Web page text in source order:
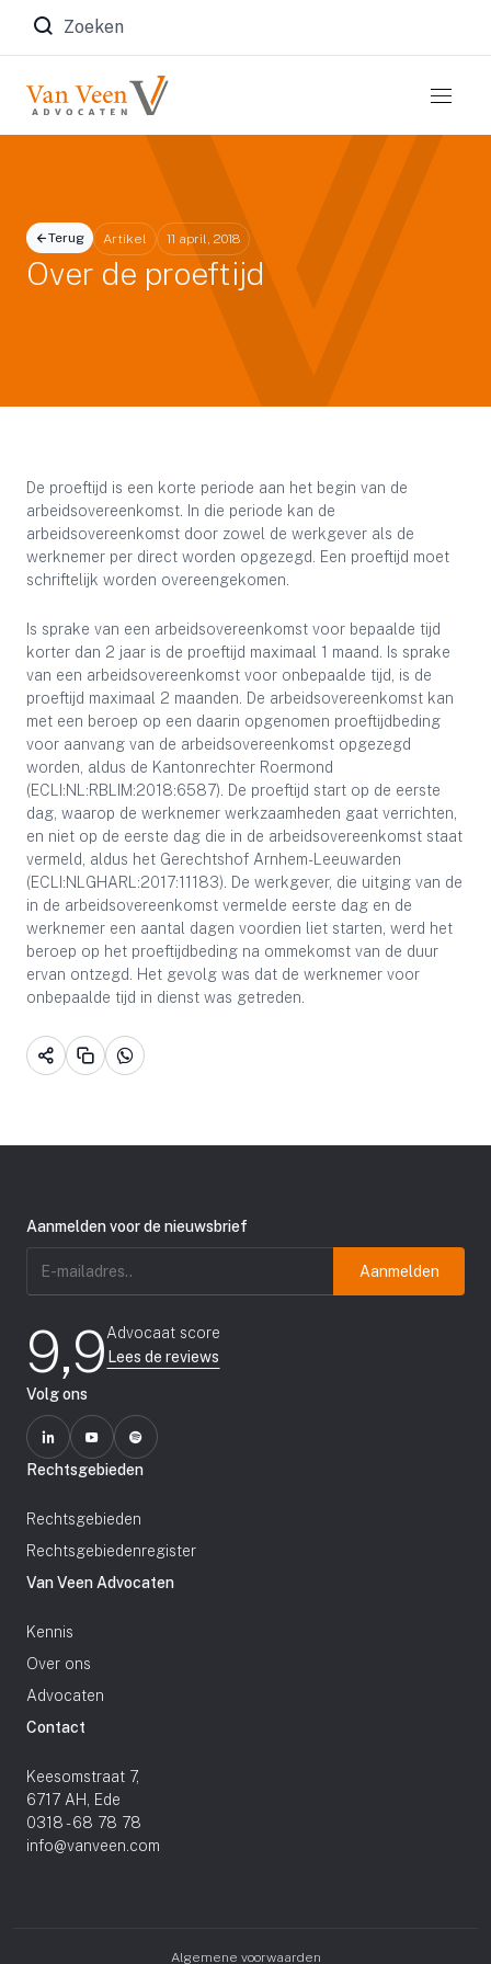
Zoeken naar:
Terug Artikel 11 april, 2018
Over de proeftijd
De proeftijd is een korte periode aan het begin van de
arbeidsovereenkomst. In die periode kan de
arbeidsovereenkomst door zowel de werkgever als de
werknemer per direct worden opgezegd. Een proeftijd moet
schriftelijk worden overeengekomen.
Is sprake van een arbeidsovereenkomst voor bepaalde tijd
korter dan 2 jaar is de proeftijd maximaal 1 maand. Is sprake
van een arbeidsovereenkomst voor onbepaalde tijd, is de
proeftijd maximaal 2 maanden. De arbeidsovereenkomst kan
met een beroep op een daarin opgenomen proeftijdbeding
voor aanvang van de arbeidsovereenkomst opgezegd
worden, aldus de Kantonrechter Roermond
(ECLI:NL:RBLIM:2018:6587). De proeftijd start op de eerste
dag, waarop de werknemer werkzaamheden gaat verrichten,
en niet op de eerste dag die in de arbeidsovereenkomst staat
vermeld, aldus het Gerechtshof Arnhem-Leeuwarden
(ECLI:NLGHARL:2017:11183). De werkgever, die uitging van de
in de arbeidsovereenkomst vermelde eerste dag en de
werknemer een aantal dagen voordien liet starten, werd het
beroep op het proeftijdbeding na ommekomst van de duur
ervan ontzegd. Het gevolg was dat de werknemer voor
onbepaalde tijd in dienst was getreden.
Aanmelden voor de nieuwsbrief
9,9Advocaat score
Lees de reviews
Volg ons
Rechtsgebieden
Rechtsgebieden
Rechtsgebiedenregister
Van Veen Advocaten
Kennis
Over ons
Advocaten
Contact
Keesomstraat 7,
6717 AH, Ede
0318 - 68 78 78
info@vanveen.com
Algemene voorwaarden